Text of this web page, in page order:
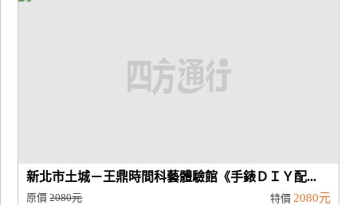
新北市土城－王鼎時間科藝體驗館《手錶ＤＩＹ配...
原價2080元 特價 2080元